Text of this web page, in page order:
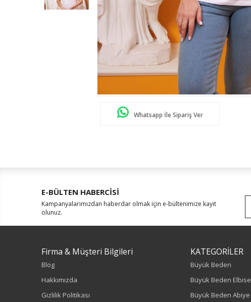
Whatsapp İle Sipariş Ver
E-BÜLTEN HABERCİSİ
Kampanyalarımızdan haberdar olmak için e-bültenimize kayıt
olunuz.
Firma & Müşteri Bilgileri
Blog
Hakkımızda
Gizlilik Politikası
KATEGORİLER
Büyük Beden
Büyük Beden Elbise
Büyük Beden Abiye